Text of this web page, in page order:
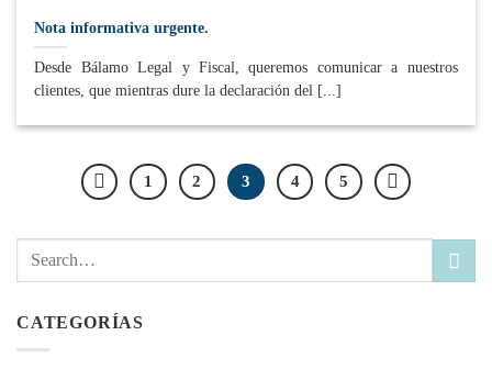
Nota informativa urgente.
Desde Bálamo Legal y Fiscal, queremos comunicar a nuestros
clientes, que mientras dure la declaración del [...]
1 2 3 4 5
CATEGORÍAS